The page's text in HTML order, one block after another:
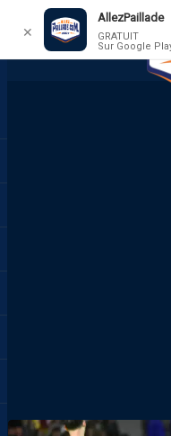
✕
AllezPaillade
GRATUIT
Sur Google